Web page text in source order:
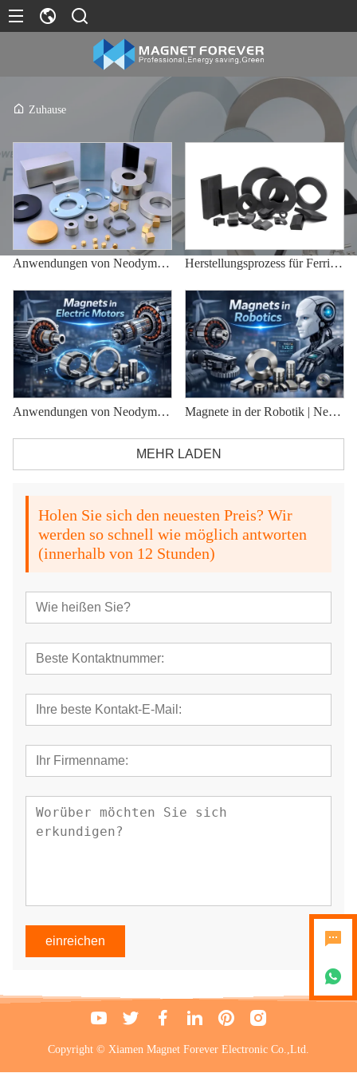
Zuhause
Anwendungen von Neodym-Magneten Herstellungsprozess für Ferrit-Dauermagnete
Anwendungen von Neodym-Magneten in modernen Industrien Magnete in der Robotik | Neodym-Magnete für Robotermotoren
MEHR LADEN
Holen Sie sich den neuesten Preis? Wir
werden so schnell wie möglich antworten
(innerhalb von 12 Stunden)
einreichen
Copyright © Xiamen Magnet Forever Electronic Co.,Ltd.